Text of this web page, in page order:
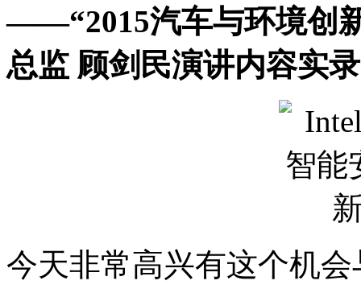
——“2015汽车与环境创
总监 顾剑民演讲内容实录
今天非常高兴有这个机